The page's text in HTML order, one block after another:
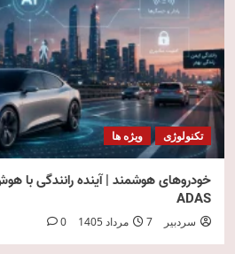
تکنولوژی ویژه ها
خودروهای هوشمند | آینده رانندگی با
ADAS
سردبیر 7 مرداد 1405 0